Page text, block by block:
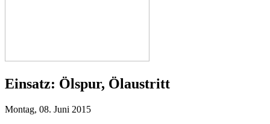
Einsatz: Ölspur, Ölaustritt
Montag, 08. Juni 2015